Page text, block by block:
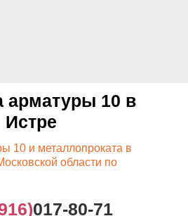
арматуры 10 в
Истре
10 и металлопроката в
области по
017-80-71